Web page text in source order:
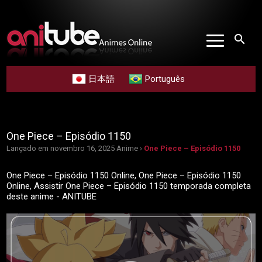
search
日本語 Português
One Piece – Episódio 1150
Lançado em novembro 16, 2025 Anime › One Piece – Episódio 1150
One Piece – Episódio 1150 Online, One Piece – Episódio 1150
Online, Assistir One Piece – Episódio 1150 temporada completa
deste anime - ANITUBE